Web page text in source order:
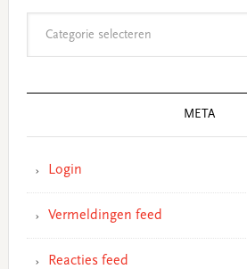
META
Login
Vermeldingen feed
Reacties feed